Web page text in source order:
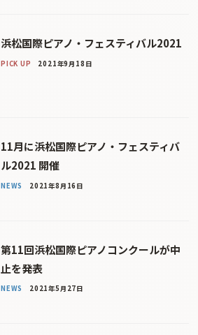
浜松国際ピアノ・フェスティバル2021
PICK UP 2021年9月18日
11月に浜松国際ピアノ・フェスティバ
ル2021 開催
NEWS 2021年8月16日
第11回浜松国際ピアノコンクールが中
止を発表
NEWS 2021年5月27日